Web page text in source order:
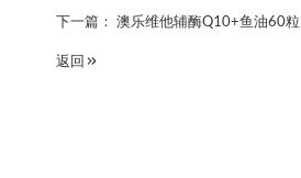
下一篇： 澳乐维他辅酶Q10+鱼油60粒
返回